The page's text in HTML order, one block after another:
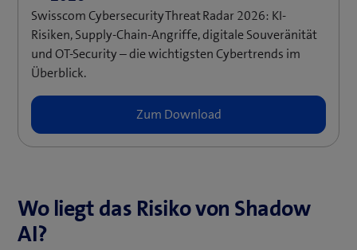
Swisscom Cybersecurity Threat Radar 2026: KI-
Risiken, Supply-Chain-Angriffe, digitale Souveränität
und OT-Security – die wichtigsten Cybertrends im
Überblick.
Wo liegt das Risiko von Shadow
AI?